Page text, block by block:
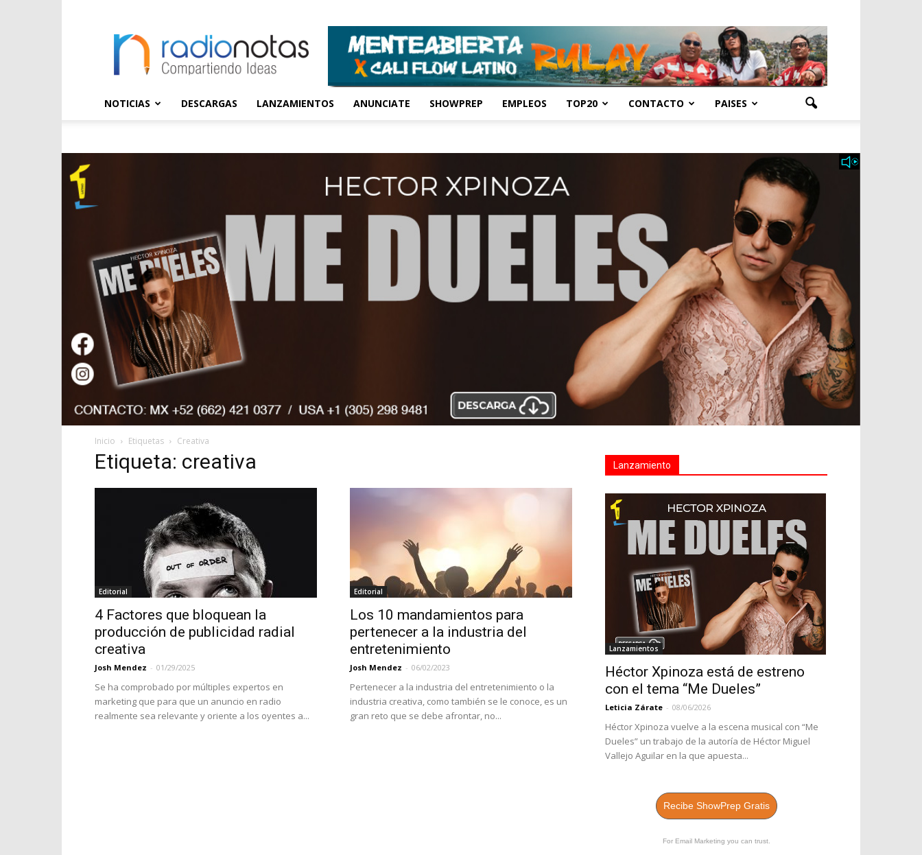
NOTICIAS DESCARGAS LANZAMIENTOS ANUNCIATE SHOWPREP EMPLEOS TOP20 CONTACTO PAISES
Inicio Etiquetas Creativa
Etiqueta: creativa
Editorial
4 Factores que bloquean la
producción de publicidad radial
creativa
Josh Mendez - 01/29/2025
Se ha comprobado por múltiples expertos en
marketing que para que un anuncio en radio
realmente sea relevante y oriente a los oyentes a...
Editorial
Los 10 mandamientos para
pertenecer a la industria del
entretenimiento
Josh Mendez - 06/02/2023
Pertenecer a la industria del entretenimiento o la
industria creativa, como también se le conoce, es un
gran reto que se debe afrontar, no...
Lanzamiento
Lanzamientos
Héctor Xpinoza está de estreno
con el tema “Me Dueles”
Leticia Zárate - 08/06/2026
Héctor Xpinoza vuelve a la escena musical con “Me
Dueles” un trabajo de la autoría de Héctor Miguel
Vallejo Aguilar en la que apuesta...
Recibe ShowPrep Gratis
For Email Marketing you can trust.